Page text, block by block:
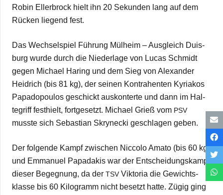
Robin Eller­b­rock hielt ihn 20 Sekun­den lang auf dem
Rücken lie­gend fest.
Das Wech­sel­spiel Füh­rung Mül­heim – Aus­gleich Duis­
burg wurde durch die Nie­der­lage von Lucas Schmidt
gegen Michael Haring und dem Sieg von Alex­an­der
Heid­rich (bis 81 kg), der sei­nen Kon­tra­hen­ten Kyria­kos
Papado­pou­los geschickt aus­kon­terte und dann im Hal­
te­griff fest­hielt, fort­ge­setzt. Michael Grieß vom PSV
musste sich Sebas­tian Skrynecki geschla­gen geben.
Der fol­gende Kampf zwi­schen Nic­colo Amato (bis 60 kg)
und Emma­nuel Papad­akis war der Ent­schei­dungs­kampf
die­ser Begeg­nung, da der TSV Vik­to­ria die Gewichts­
klasse bis 60 Kilo­gramm nicht besetzt hatte. Zügig ging